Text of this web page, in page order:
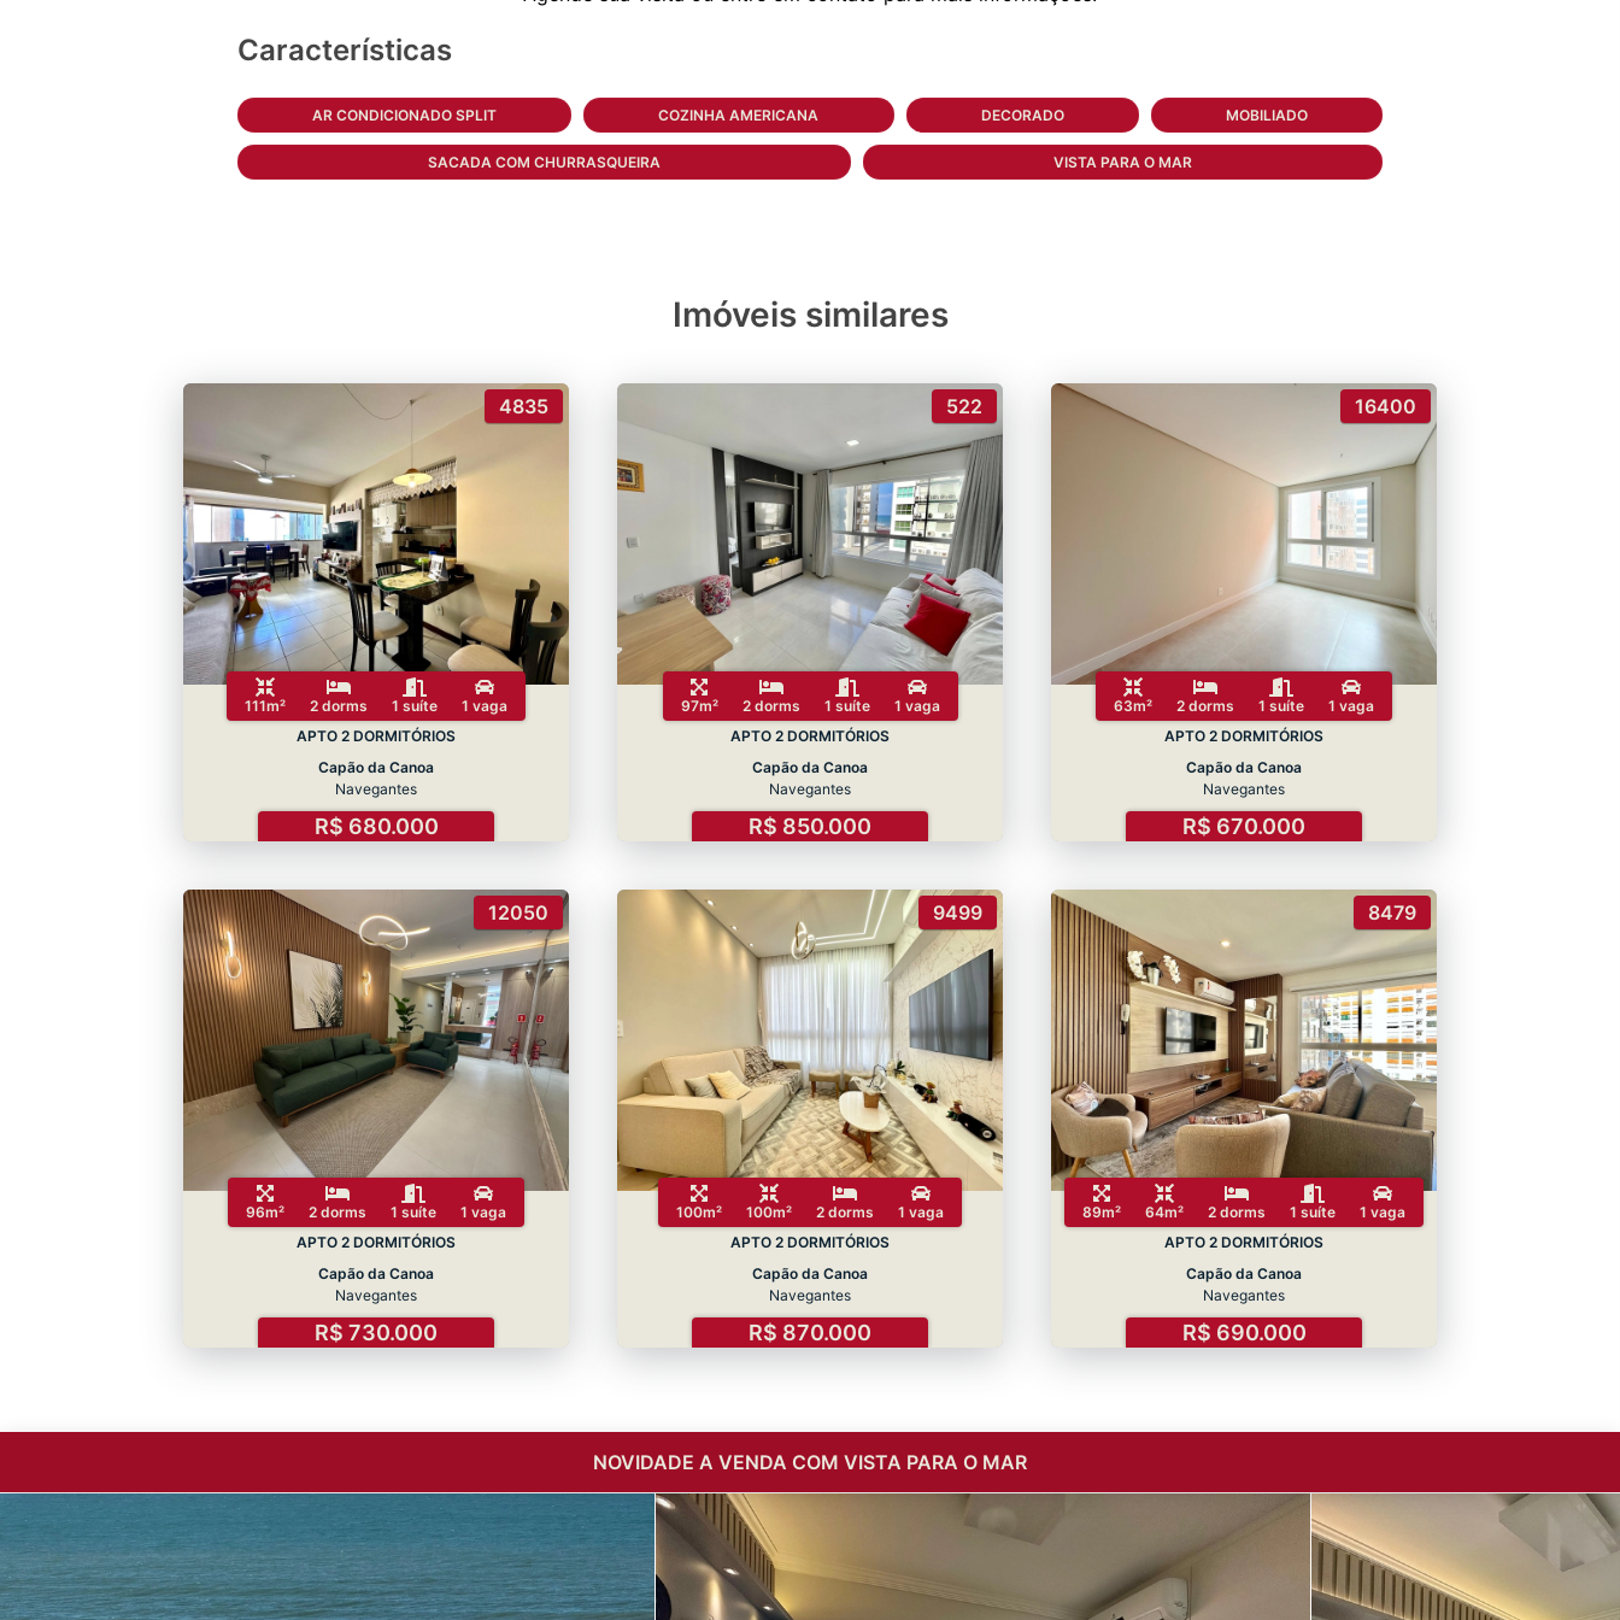
Características
AR CONDICIONADO SPLIT COZINHA AMERICANA DECORADO MOBILIADO
SACADA COM CHURRASQUEIRA VISTA PARA O MAR
Imóveis similares
4835
111m² 2 dorms 1 suíte
1 vaga
APTO 2 DORMITÓRIOS
Capão da Canoa
Navegantes
R$ 680.000
522
97m² 2 dorms 1 suíte
1 vaga
APTO 2 DORMITÓRIOS
Capão da Canoa
Navegantes
R$ 850.000
16400
63m² 2 dorms 1 suíte
1 vaga
APTO 2 DORMITÓRIOS
Capão da Canoa
Navegantes
R$ 670.000
12050
96m² 2 dorms 1 suíte
1 vaga
APTO 2 DORMITÓRIOS
Capão da Canoa
Navegantes
R$ 730.000
9499
100m² 100m² 2 dorms
1 vaga
APTO 2 DORMITÓRIOS
Capão da Canoa
Navegantes
R$ 870.000
8479
89m² 64m² 2 dorms 1 suíte
1 vaga
APTO 2 DORMITÓRIOS
Capão da Canoa
Navegantes
R$ 690.000
NOVIDADE A VENDA COM VISTA PARA O MAR